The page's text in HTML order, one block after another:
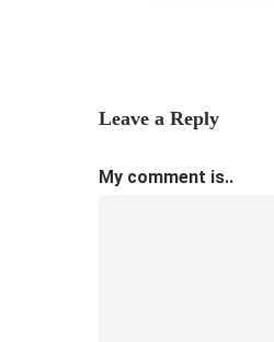
Leave a Reply
My comment is..